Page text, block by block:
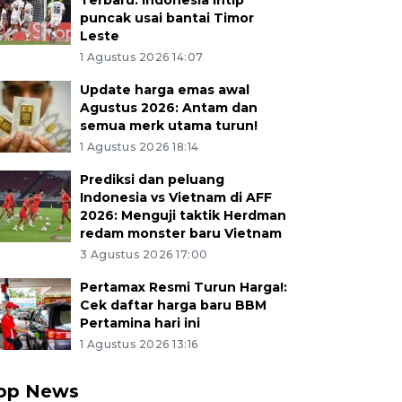
puncak usai bantai Timor
Leste
1 Agustus 2026 14:07
Update harga emas awal
Agustus 2026: Antam dan
semua merk utama turun!
1 Agustus 2026 18:14
Prediksi dan peluang
Indonesia vs Vietnam di AFF
2026: Menguji taktik Herdman
redam monster baru Vietnam
3 Agustus 2026 17:00
Pertamax Resmi Turun Harga!:
Cek daftar harga baru BBM
Pertamina hari ini
1 Agustus 2026 13:16
News